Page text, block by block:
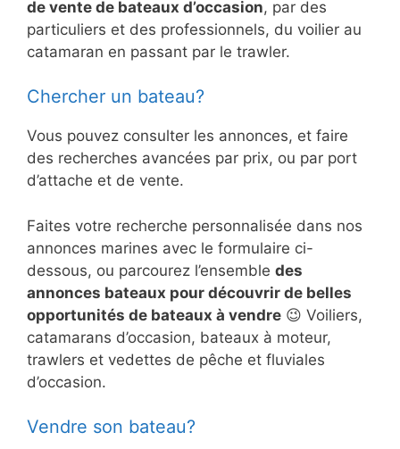
de vente de bateaux d’occasion, par des
particuliers et des professionnels, du voilier au
catamaran en passant par le trawler.
Chercher un bateau?
Vous pouvez consulter les annonces, et faire
des recherches avancées par prix, ou par port
d’attache et de vente.
Faites votre recherche personnalisée dans nos
annonces marines avec le formulaire ci-
dessous, ou parcourez l’ensemble des
annonces bateaux pour découvrir de belles
opportunités de bateaux à vendre 😉 Voiliers,
catamarans d’occasion, bateaux à moteur,
trawlers et vedettes de pêche et fluviales
d’occasion.
Vendre son bateau?